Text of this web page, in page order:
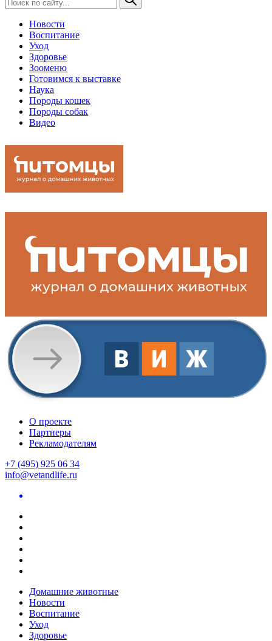
Новости
Воспитание
Уход
Здоровье
Зооменю
Готовимся к выставке
Наука
Породы кошек
Породы собак
Видео
О проекте
Партнеры
Рекламодателям
+7 (495) 925 06 34
info@vetandlife.ru
Домашние животные
Новости
Воспитание
Уход
Здоровье